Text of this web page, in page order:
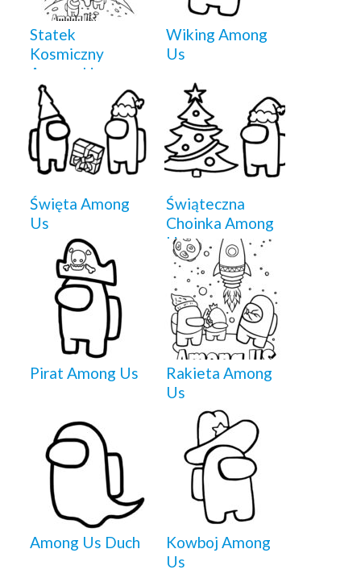
Statek
Kosmiczny
Among Us
Wiking Among
Us
Święta Among
Us
Świąteczna
Choinka Among
Us
Pirat Among Us
Rakieta Among
Us
Among Us Duch
Kowboj Among
Us